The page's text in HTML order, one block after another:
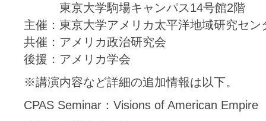
東京大学駒場キャンパス14号館2階
主催：東京大学アメリカ太平洋地域研究セン
共催：アメリカ政治研究会
後援：アメリカ学会
※講演内容など詳細の追加情報は以下。
CPAS Seminar：Visions of American Empire